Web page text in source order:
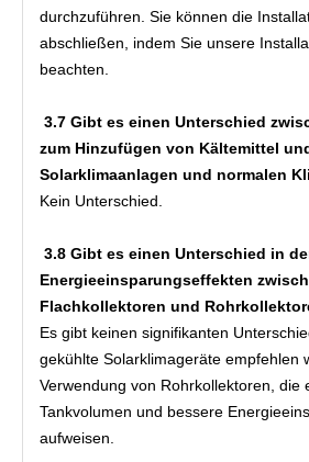
durchzuführen. Sie können die
abschließen, indem Sie unsere
beachten.
3.7 Gibt es einen Unterschied
zum Hinzufügen von Kältemittel
Solarklimaanlagen und normalen
Kein Unterschied.
3.8 Gibt es einen Unterschied in
Energieeinsparungseffekten
Flachkollektoren und
Es gibt keinen signifikanten
gekühlte Solarklimageräte empfehlen
Verwendung von Rohrkollektoren, die
Tankvolumen und bessere
aufweisen.